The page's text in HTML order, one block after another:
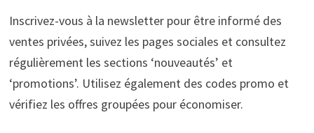
Inscrivez-vous à la newsletter pour être informé des
ventes privées, suivez les pages sociales et consultez
régulièrement les sections ‘nouveautés’ et
‘promotions’. Utilisez également des codes promo et
vérifiez les offres groupées pour économiser.